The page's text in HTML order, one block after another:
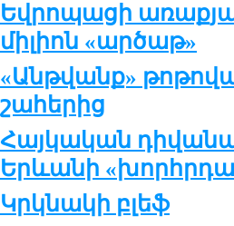
Եվրոպացի
միլիոն «արծաթ»
«Անթվանք»
շահերից
Հայկական
Երևանի
Կրկնակի բլեֆ